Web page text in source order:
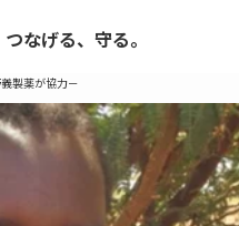
なげる、守る。
製薬が協力－